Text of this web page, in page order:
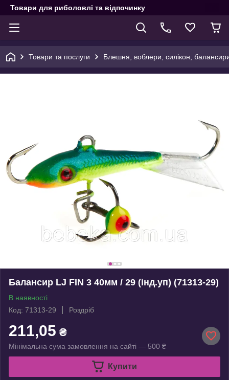
Товари для риболовлі та відпочинку
Товари та послуги Блешня, воблери, силікон,
Балансир LJ FIN 3 40мм / 29 (інд.уп) (71313-29)
В наявності
Код: 71313-29
Роздріб
211,05 ₴
Мінімальна сума замовлення на сайті — 500 ₴
Купити